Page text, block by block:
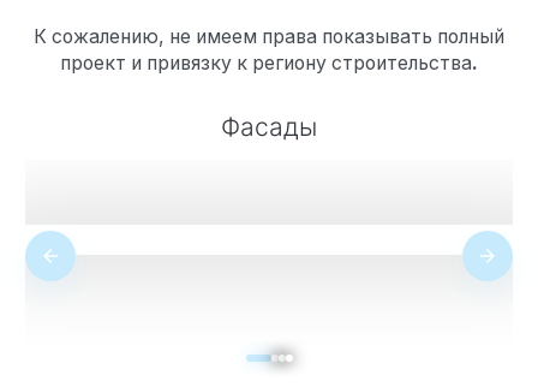
К сожалению, не имеем права показывать полный
проект и привязку к региону строительства.
Фасады